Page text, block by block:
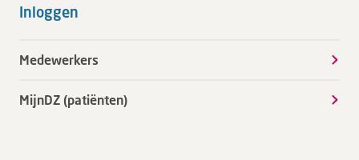
Inloggen
Medewerkers
MijnDZ (patiënten)